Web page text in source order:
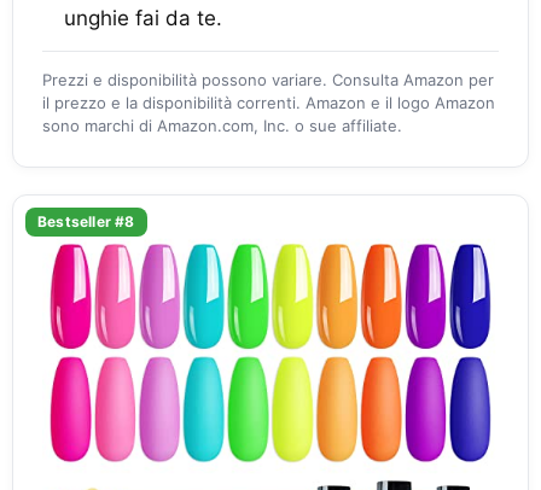
unghie fai da te.
Prezzi e disponibilità possono variare. Consulta Amazon per
il prezzo e la disponibilità correnti. Amazon e il logo Amazon
sono marchi di Amazon.com, Inc. o sue affiliate.
Bestseller #8